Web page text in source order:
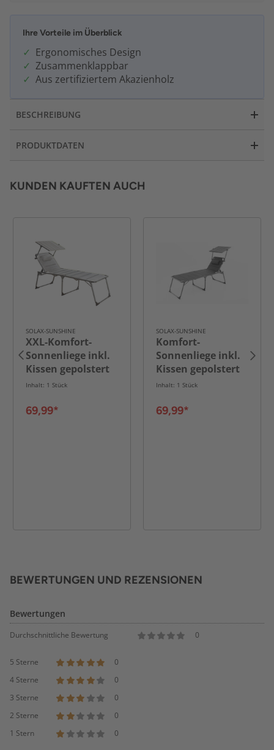
Ihre Vorteile im Überblick
Ergonomisches Design
Zusammenklappbar
Aus zertifiziertem Akazienholz
BESCHREIBUNG
PRODUKTDATEN
KUNDEN KAUFTEN AUCH
SOLAX-SUNSHINE
XXL-Komfort-
Sonnenliege inkl.
Kissen gepolstert
aus Aluminium,
48 cm - Grau
Inhalt: 1 Stück
69,99*
SOLAX-SUNSHINE
Komfort-
Sonnenliege inkl.
Kissen gepolstert
aus Aluminium,
48 cm - Schwarz
Inhalt: 1 Stück
69,99*
BEWERTUNGEN UND REZENSIONEN
Bewertungen
Durchschnittliche Bewertung 0
5 Sterne
0
4 Sterne
0
3 Sterne
0
2 Sterne
0
1 Stern
0